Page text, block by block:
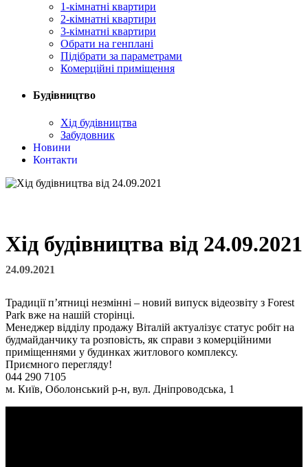
1-кімнатні квартири
2-кімнатні квартири
3-кімнатні квартири
Обрати на генплані
Підібрати за параметрами
Комерційні приміщення
Будівництво
Хід будівництва
Забудовник
Новини
Контакти
Хід будівництва від 24.09.2021
24.09.2021
Традиції п’ятниці незмінні – новий випуск відеозвіту з Forest
Park вже на нашій сторінці.
Менеджер відділу продажу Віталій актуалізує статус робіт на
будмайданчику та розповість, як справи з комерційними
приміщеннями у будинках житлового комплексу.
Приємного перегляду!
044 290 7105
м. Київ, Оболонський р-н, вул. Дніпроводська, 1